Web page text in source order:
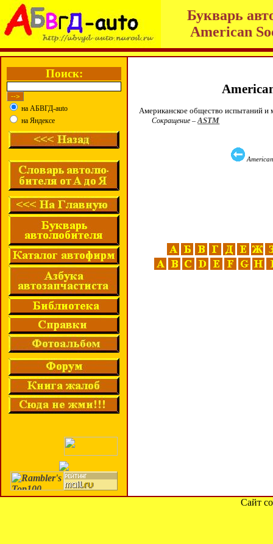
Букварь
American
Поиск:
на АБВГД-auto
на Яндексе
Американское общество испытаний и
Сокращение – ASTM
Сайт